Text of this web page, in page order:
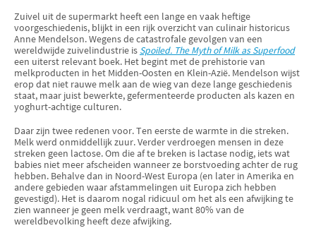
Zuivel uit de supermarkt heeft een lange en vaak heftige
voorgeschiedenis, blijkt in een rijk overzicht van culinair historicus
Anne Mendelson. Wegens de catastrofale gevolgen van een
wereldwijde zuivelindustrie is Spoiled. The Myth of Milk as Superfood
een uiterst relevant boek. Het begint met de prehistorie van
melkproducten in het Midden-Oosten en Klein-Azië. Mendelson wijst
erop dat niet rauwe melk aan de wieg van deze lange geschiedenis
staat, maar juist bewerkte, gefermenteerde producten als kazen en
yoghurt-achtige culturen.
Daar zijn twee redenen voor. Ten eerste de warmte in die streken.
Melk werd onmiddellijk zuur. Verder verdroegen mensen in deze
streken geen lactose. Om die af te breken is lactase nodig, iets wat
babies niet meer afscheiden wanneer ze borstvoeding achter de rug
hebben. Behalve dan in Noord-West Europa (en later in Amerika en
andere gebieden waar afstammelingen uit Europa zich hebben
gevestigd). Het is daarom nogal ridicuul om het als een afwijking te
zien wanneer je geen melk verdraagt, want 80% van de
wereldbevolking heeft deze afwijking.